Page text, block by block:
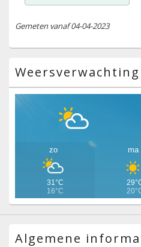
Gemeten vanaf 04-04-2023
Weersverwachting
zo
31°C
16°C
ma
Algemene